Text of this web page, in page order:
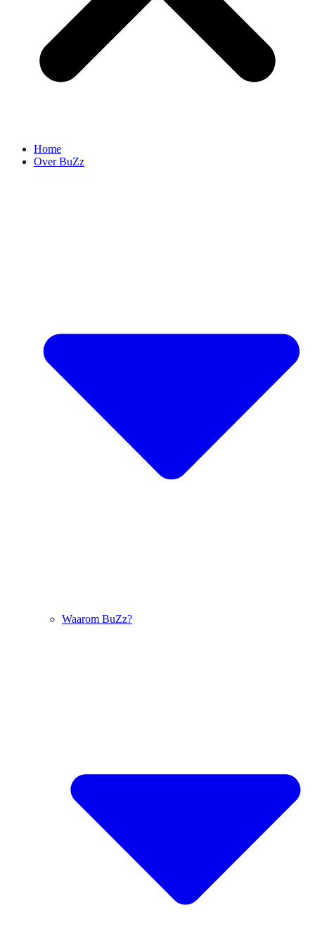
Home
Over BuZz
Waarom BuZz?